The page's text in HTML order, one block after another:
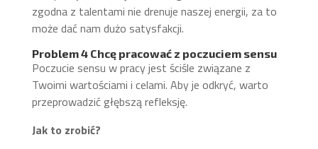
zgodna z talentami nie drenuje naszej energii, za to
może dać nam dużo satysfakcji.
Problem 4 Chcę pracować z poczuciem sensu
Poczucie sensu w pracy jest ściśle związane z
Twoimi wartościami i celami. Aby je odkryć, warto
przeprowadzić głębszą refleksję.
Jak to zrobić?